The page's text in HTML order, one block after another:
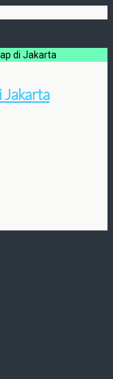
di Jakarta
Jakarta